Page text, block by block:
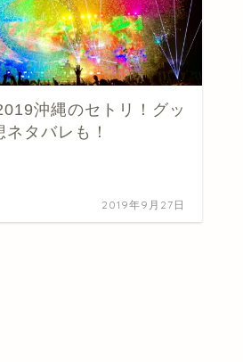
沖縄のセトリ！グッ
タバレも！
2019年9月27日